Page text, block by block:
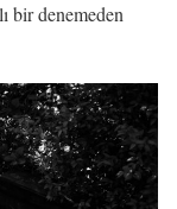
bir denemeden